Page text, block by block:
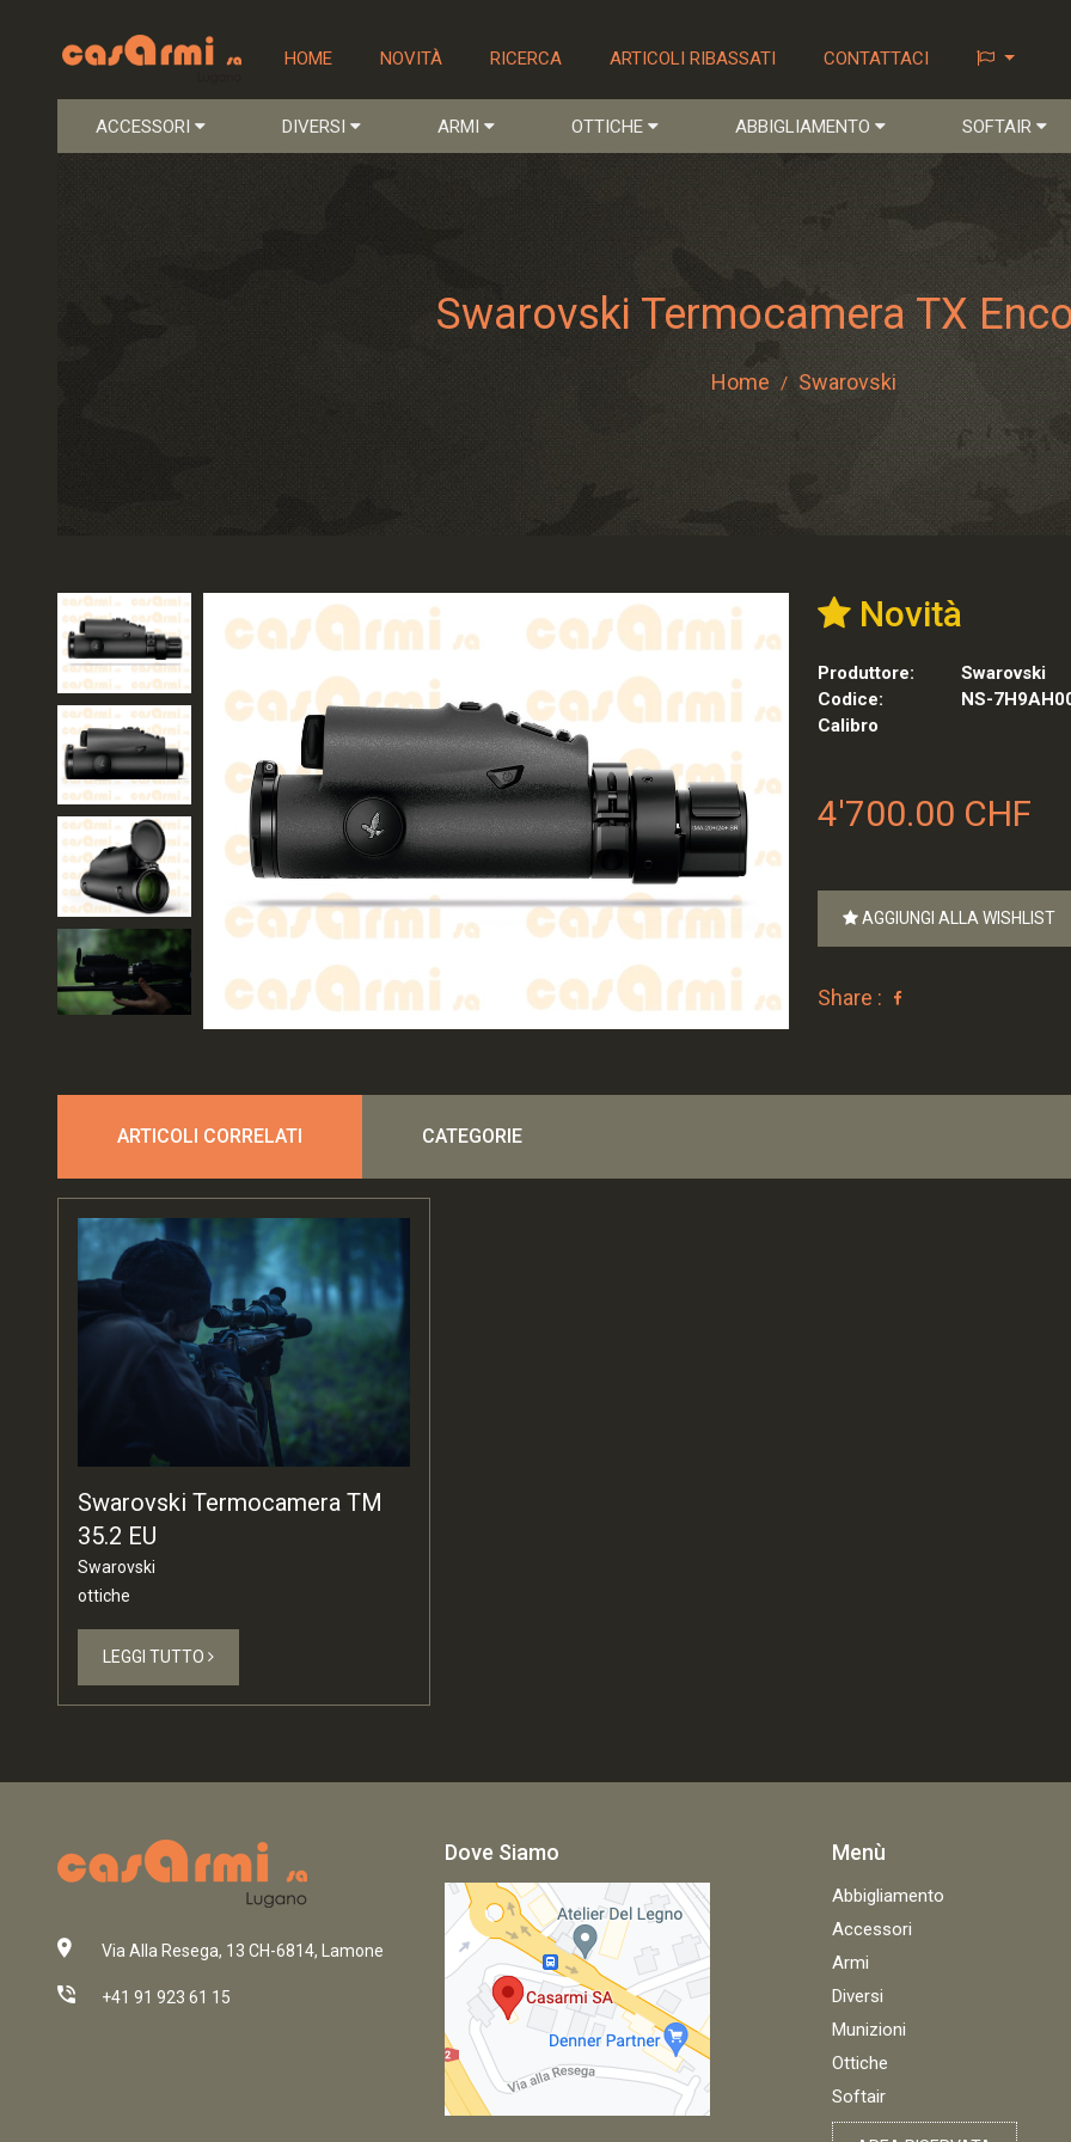
HOME NOVITÀ RICERCA ARTICOLI RIBASSATI CONTATTACI
ACCESSORI DIVERSI ARMI OTTICHE ABBIGLIAMENTO SOFTAIR
Swarovski Termocamera TX
Home / Swarovski
Novità
Produttore:
Swarovski
Codice:
NS-
Calibro
4'700.00 CHF
AGGIUNGI ALLA WISHLIST
Share :
ARTICOLI CORRELATI CATEGORIE
Swarovski Termocamera TM
35.2 EU
Swarovski
ottiche
LEGGI TUTTO
Via Alla Resega, 13 CH-6814, Lamone
+41 91 923 61 15
Dove Siamo Menù
Abbigliamento
Accessori
Armi
Diversi
Munizioni
Ottiche
Softair